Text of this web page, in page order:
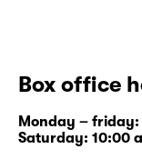
Box office
Monday –
Saturday: 10:00